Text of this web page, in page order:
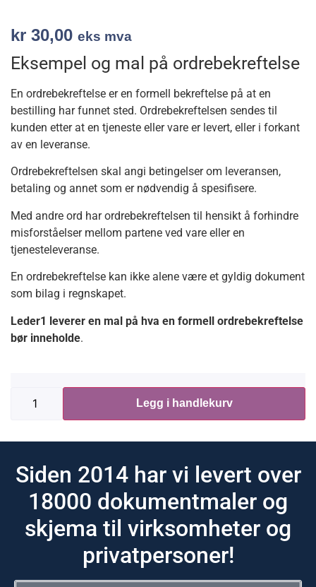
kr 30,00 eks mva
Eksempel og mal på ordrebekreftelse
En ordrebekreftelse er en formell bekreftelse på at en
bestilling har funnet sted. Ordrebekreftelsen sendes til
kunden etter at en tjeneste eller vare er levert, eller i forkant
av en leveranse.
Ordrebekreftelsen skal angi betingelser om leveransen,
betaling og annet som er nødvendig å spesifisere.
Med andre ord har ordrebekreftelsen til hensikt å forhindre
misforståelser mellom partene ved vare eller en
tjenesteleveranse.
En ordrebekreftelse kan ikke alene være et gyldig dokument
som bilag i regnskapet.
Leder1 leverer en mal på hva en formell ordrebekreftelse
bør inneholde.
Legg i handlekurv
Siden 2014 har vi levert over
18000 dokumentmaler og
skjema til virksomheter og
privatpersoner!